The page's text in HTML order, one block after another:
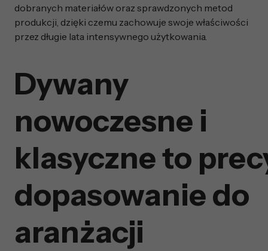
dobranych materiałów oraz sprawdzonych metod
produkcji, dzięki czemu zachowuje swoje właściwości
przez długie lata intensywnego użytkowania.
Dywany
nowoczesne i
klasyczne to
dopasowanie do
aranżacji